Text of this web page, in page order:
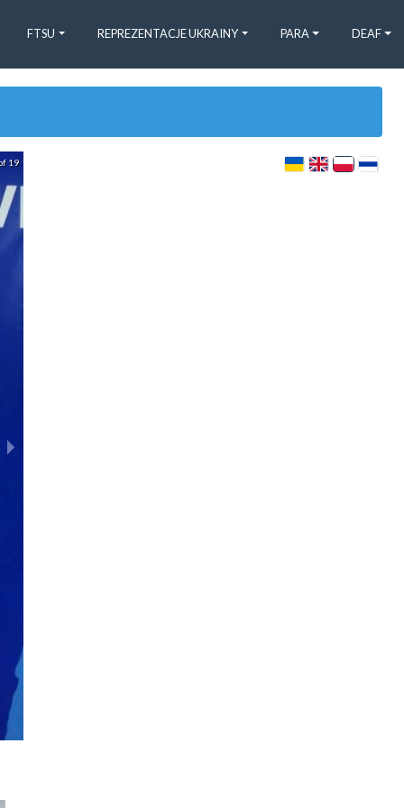
FTSU REPREZENTACJE UKRAINY PARA DEAF
19